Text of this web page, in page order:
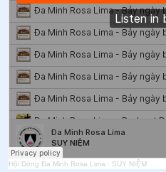
Hội Dòng Đa Minh Rosa Lima · SUY NIỆM